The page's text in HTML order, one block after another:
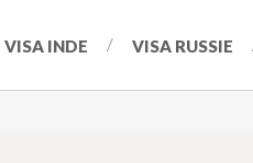
VISA INDE VISA RUSSIE